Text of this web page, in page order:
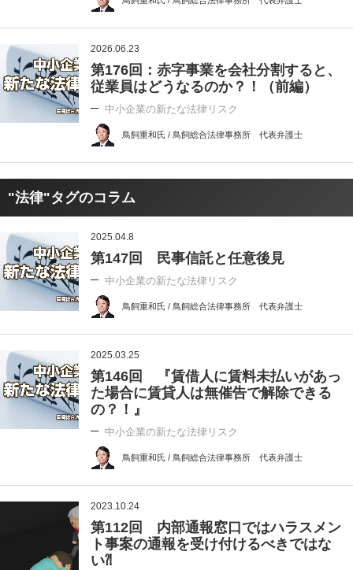
2026.06.23
第176回：赤字事業を会社分割すると、
従業員はどうなるのか？！（前編）
中小企業の新たな法律リスク
鳥飼重和氏 / 鳥飼総合法律事務所 代表弁護士
"法律"タグのコラム
2025.04.8
第147回 民事信託と任意後見
中小企業の新たな法律リスク
鳥飼重和氏 / 鳥飼総合法律事務所 代表弁護士
2025.03.25
第146回 『賃借人に賃料未払いがあっ
た場合に賃貸人は無催告で解除できる
の？！』
中小企業の新たな法律リスク
鳥飼重和氏 / 鳥飼総合法律事務所 代表弁護士
2023.10.24
第112回 内部通報窓口ではハラスメン
ト事案の通報を受け付けるべきではな
い⁈